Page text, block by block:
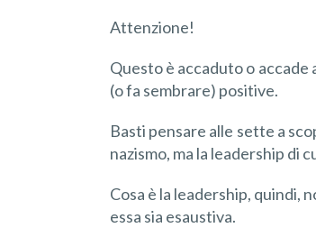
Attenzione!
Questo è accaduto o
(o fa sembrare) positive.
Basti pensare alle sette a
nazismo, ma la leadership di
Cosa è la leadership, quindi,
essa sia esaustiva.